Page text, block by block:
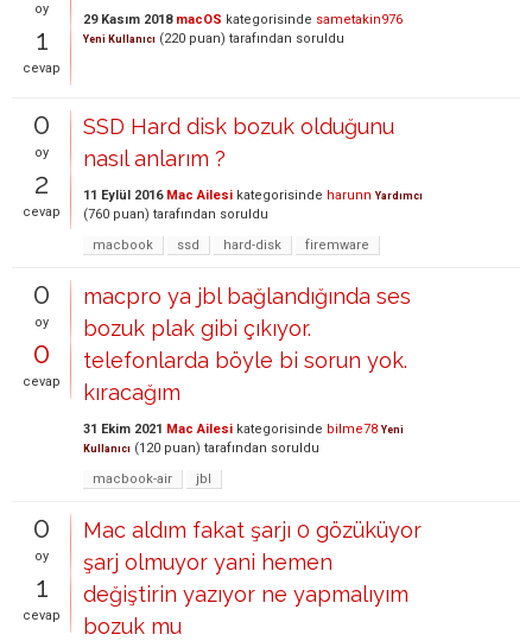
oy
1
cevap
29 Kasım 2018 macOS kategorisinde sametakin976
Yeni Kullanıcı (220 puan) tarafından soruldu
0
oy
2
cevap
SSD Hard disk bozuk olduğunu
nasıl anlarım ?
11 Eylül 2016 Mac Ailesi kategorisinde harunn Yardımcı
(760 puan) tarafından soruldu
macbook
ssd hard-disk firemware
0
oy
0
cevap
macpro ya jbl bağlandığında ses
bozuk plak gibi çıkıyor.
telefonlarda böyle bi sorun yok.
kıracağım
31 Ekim 2021 Mac Ailesi kategorisinde bilme78 Yeni
Kullanıcı (120 puan) tarafından soruldu
macbook-air
jbl
0
oy
1
cevap
Mac aldım fakat şarjı 0 gözüküyor
şarj olmuyor yani hemen
değiştirin yazıyor ne yapmalıyım
bozuk mu